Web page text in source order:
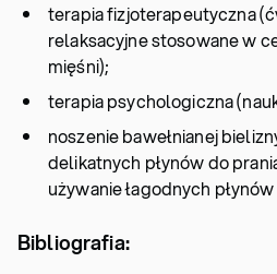
terapia fizjoterapeutyczna
relaksacyjne stosowane w
mięśni);
terapia psychologiczna
noszenie bawełnianej
delikatnych płynów do
używanie łagodnych
Bibliografia: